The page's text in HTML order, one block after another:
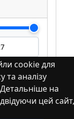
cookie для
та аналізу
Детальніше на
цей сайт,